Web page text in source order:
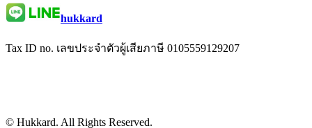
hukkard
Tax ID no. เลขประจำตัวผู้เสียภาษี 0105559129207
© Hukkard. All Rights Reserved.